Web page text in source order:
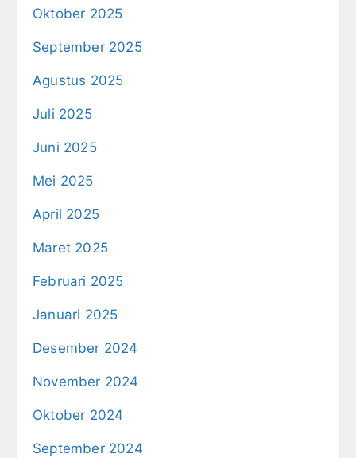
Oktober 2025
September 2025
Agustus 2025
Juli 2025
Juni 2025
Mei 2025
April 2025
Maret 2025
Februari 2025
Januari 2025
Desember 2024
November 2024
Oktober 2024
September 2024